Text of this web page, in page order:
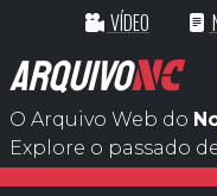
VÍDEO
ARQUIVONC
O Arquivo Web do
Explore o passado